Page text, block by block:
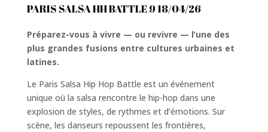
PARIS SALSA HH BATTLE 9 18/04/26
Préparez-vous à vivre — ou revivre — l’une des
plus grandes fusions entre cultures urbaines et
latines.
Le Paris Salsa Hip Hop Battle est un événement
unique où la salsa rencontre le hip-hop dans une
explosion de styles, de rythmes et d’émotions. Sur
scène, les danseurs repoussent les frontières,